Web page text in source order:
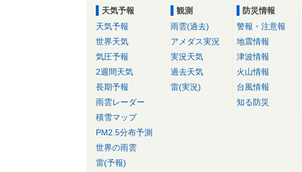
天気予報
天気予報
世界天気
気圧予報
2週間天気
長期予報
雨雲レーダー
積雪マップ
PM2.5分布予測
世界の雨雲
雷(予報)
観測
雨雲(過去)
アメダス実況
実況天気
過去天気
雷(実況)
防災情報
警報・注意報
地震情報
津波情報
火山情報
台風情報
知る防災